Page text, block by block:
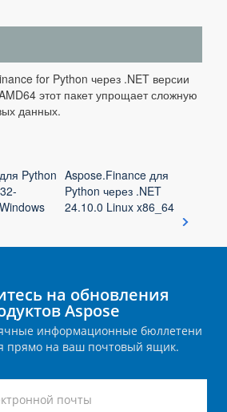
for Python через .NET версии
этот пакет упрощает сложную
данных.
Python Aspose.Finance для
Python через .NET
24.10.0 Linux x86_64
на обновления
Aspose
информационные бюллетени
прямо на ваш почтовый ящик.